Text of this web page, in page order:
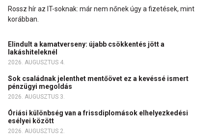
Rossz hír az IT-soknak: már nem nőnek úgy a fizetések, mint
korábban.
Elindult a kamatverseny: újabb csökkentés jött a
lakáshiteleknél
2026. AUGUSZTUS 4.
Sok családnak jelenthet mentőövet ez a kevéssé ismert
pénzügyi megoldás
2026. AUGUSZTUS 3.
Óriási különbség van a frissdiplomások elhelyezkedési
esélyei között
2026. AUGUSZTUS 2.